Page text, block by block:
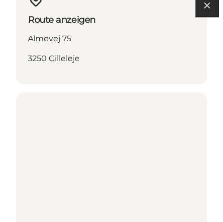
Route anzeigen
Almevej 75
3250 Gilleleje